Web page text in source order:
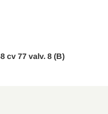
cv 77 valv. 8 (B)